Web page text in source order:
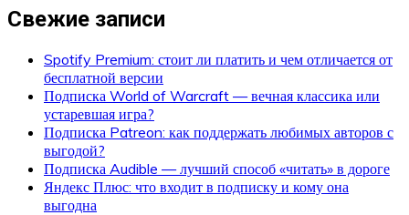
Свежие записи
Spotify Premium: стоит ли платить и чем отличается от
бесплатной версии
Подписка World of Warcraft — вечная классика или
устаревшая игра?
Подписка Patreon: как поддержать любимых авторов с
выгодой?
Подписка Audible — лучший способ «читать» в дороге
Яндекс Плюс: что входит в подписку и кому она
выгодна